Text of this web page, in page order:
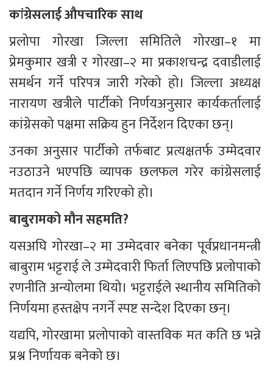
कांग्रेसलाई औपचारिक साथ
प्रलोपा गोरखा जिल्ला समितिले गोरखा–१ मा
प्रेमकुमार खत्री र गोरखा–२ मा प्रकाशचन्द्र दवाडीलाई
समर्थन गर्ने परिपत्र जारी गरेको हो। जिल्ला अध्यक्ष
नारायण खत्रीले पार्टीको निर्णयअनुसार कार्यकर्तालाई
कांग्रेसको पक्षमा सक्रिय हुन निर्देशन दिएका छन्।
उनका अनुसार पार्टीको तर्फबाट प्रत्यक्षतर्फ उम्मेदवार
नउठाउने भएपछि व्यापक छलफल गरेर कांग्रेसलाई
मतदान गर्ने निर्णय गरिएको हो।
बाबुरामको मौन सहमति?
यसअघि गोरखा–२ मा उम्मेदवार बनेका पूर्वप्रधानमन्त्री
बाबुराम भट्टराई ले उम्मेदवारी फिर्ता लिएपछि प्रलोपाको
रणनीति अन्योलमा थियो। भट्टराईले स्थानीय समितिको
निर्णयमा हस्तक्षेप नगर्ने स्पष्ट सन्देश दिएका छन्।
यद्यपि, गोरखामा प्रलोपाको वास्तविक मत कति छ भन्ने
प्रश्न निर्णायक बनेको छ।